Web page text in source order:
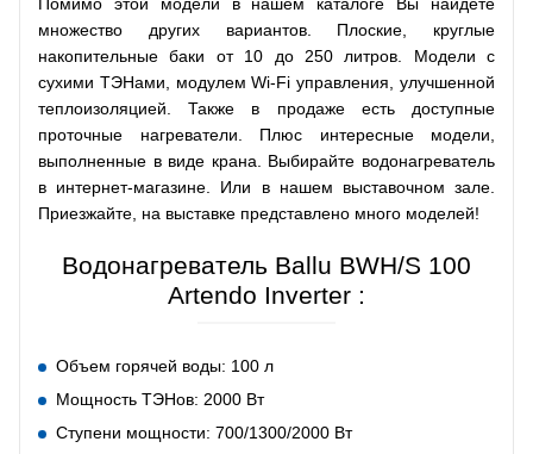
множество других вариантов. Плоские, круглые
накопительные баки от 10 до 250 литров. Модели с
сухими ТЭНами, модулем Wi-Fi управления, улучшенной
теплоизоляцией. Также в продаже есть доступные
проточные нагреватели. Плюс интересные модели,
выполненные в виде крана. Выбирайте водонагреватель
в интернет-магазине. Или в нашем выставочном зале.
Приезжайте, на выставке представлено много моделей!
Водонагреватель Ballu BWH/S 100
Artendo Inverter :
Объем горячей воды: 100 л
Мощность ТЭНов: 2000 Вт
Ступени мощности: 700/1300/2000 Вт